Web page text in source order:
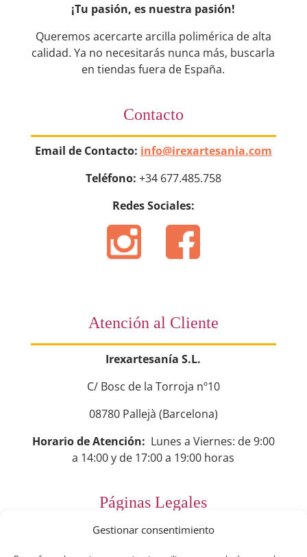
Gestionar consentimiento
¡Tu pasión, es nuestra pasión!
Queremos acercarte arcilla polimérica de alta
calidad. Ya no necesitarás nunca más, buscarla
en tiendas fuera de España.
Contacto
Email de Contacto: info@irexartesania.com
Teléfono: +34 677.485.758
Redes Sociales:
Atención al Cliente
Irexartesanía S.L.
C/ Bosc de la Torroja nº10
08780 Pallejà (Barcelona)
Horario de Atención: Lunes a Viernes: de 9:00
a 14:00 y de 17:00 a 19:00 horas
Páginas Legales
Preguntas Frecuentes